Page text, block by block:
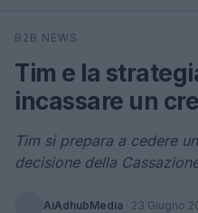
Cerca
B2B NEWS
Tim e la
incassare un
Tim si prepara a cedere
decisione della
AiAdhubMedia · 23 Giugno